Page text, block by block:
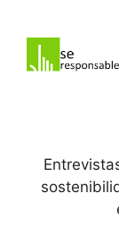
contenido